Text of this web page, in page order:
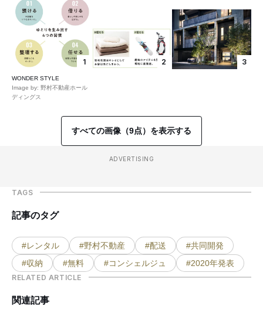
1
WONDER STYLE
Image by: 野村不動産ホール
ディングス
2 3
すべての画像（9点）を表示する
ADVERTISING
TAGS
記事のタグ
#レンタル #野村不動産 #配送
#共同開発
#収納
#無料 #コンシェルジュ #2020年発表
RELATED ARTICLE
関連記事